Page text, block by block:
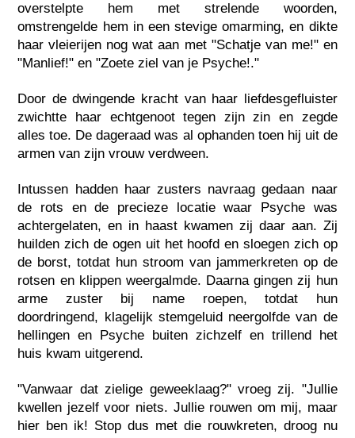
overstelpte hem met strelende woorden,
omstrengelde hem in een stevige omarming, en dikte
haar vleierijen nog wat aan met "Schatje van me!" en
"Manlief!" en "Zoete ziel van je Psyche!."
Door de dwingende kracht van haar liefdesgefluister
zwichtte haar echtgenoot tegen zijn zin en zegde
alles toe. De dageraad was al ophanden toen hij uit de
armen van zijn vrouw verdween.
Intussen hadden haar zusters navraag gedaan naar
de rots en de precieze locatie waar Psyche was
achtergelaten, en in haast kwamen zij daar aan. Zij
huilden zich de ogen uit het hoofd en sloegen zich op
de borst, totdat hun stroom van jammerkreten op de
rotsen en klippen weergalmde. Daarna gingen zij hun
arme zuster bij name roepen, totdat hun
doordringend, klagelijk stemgeluid neergolfde van de
hellingen en Psyche buiten zichzelf en trillend het
huis kwam uitgerend.
"Vanwaar dat zielige geweeklaag?" vroeg zij. "Jullie
kwellen jezelf voor niets. Jullie rouwen om mij, maar
hier ben ik! Stop dus met die rouwkreten, droog nu